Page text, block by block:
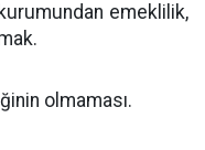
emeklilik,
olmaması.